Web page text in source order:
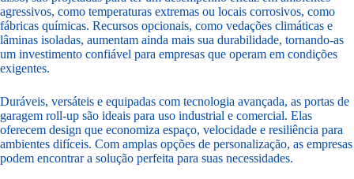
agressivos, como temperaturas extremas ou locais corrosivos, como
fábricas químicas. Recursos opcionais, como vedações climáticas e
lâminas isoladas, aumentam ainda mais sua durabilidade, tornando-as
um investimento confiável para empresas que operam em condições
exigentes.
Duráveis, versáteis e equipadas com tecnologia avançada, as portas de
garagem roll-up são ideais para uso industrial e comercial. Elas
oferecem design que economiza espaço, velocidade e resiliência para
ambientes difíceis. Com amplas opções de personalização, as empresas
podem encontrar a solução perfeita para suas necessidades.